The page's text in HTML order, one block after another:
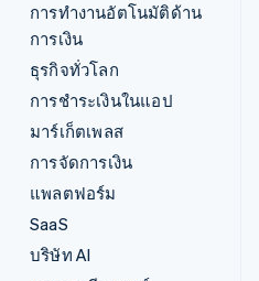
การทำงานอัตโนมัติด้าน
การเงิน
ธุรกิจทั่วโลก
การชำระเงินในแอป
มาร์เก็ตเพลส
การจัดการเงิน
แพลตฟอร์ม
SaaS
บริษัท AI